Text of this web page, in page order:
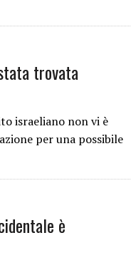
trovata
israeliano non vi è
per una possibile
è